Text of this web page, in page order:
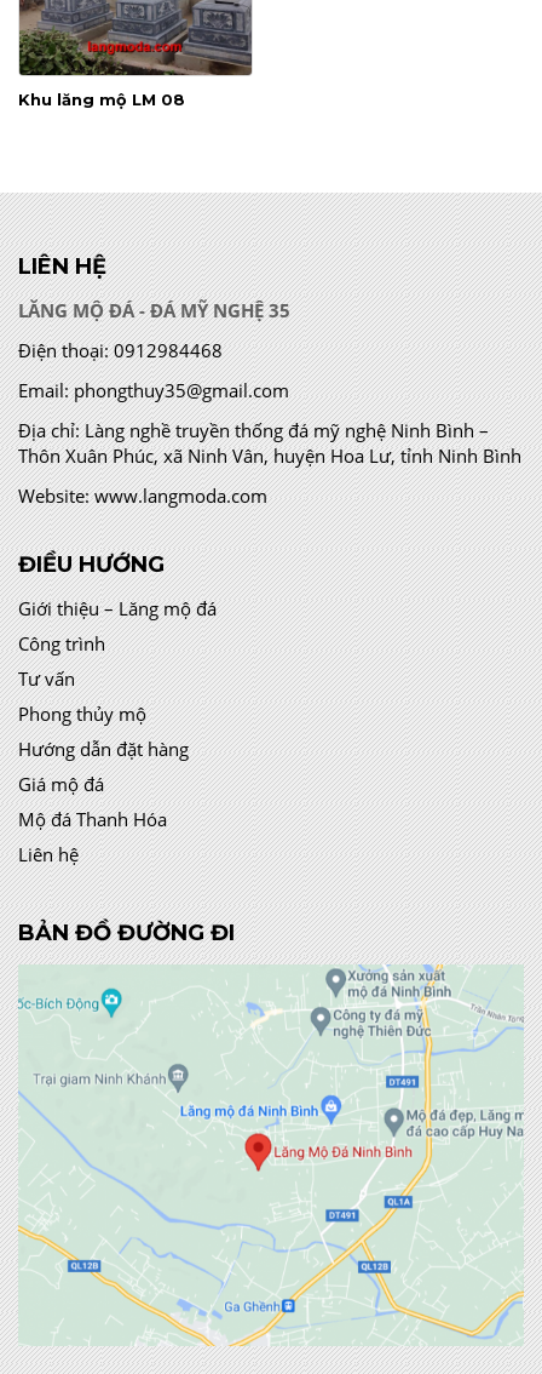
Khu lăng mộ LM 08
LIÊN HỆ
LĂNG MỘ ĐÁ - ĐÁ MỸ NGHỆ 35
Điện thoại: 0912984468
Email: phongthuy35@gmail.com
Địa chỉ:Làng nghề truyền thống đá mỹ nghệ Ninh Bình –
Thôn Xuân Phúc, xã Ninh Vân, huyện Hoa Lư, tỉnh Ninh Bình
Website: www.langmoda.com
ĐIỀU HƯỚNG
Giới thiệu – Lăng mộ đá
Công trình
Tư vấn
Phong thủy mộ
Hướng dẫn đặt hàng
Giá mộ đá
Mộ đá Thanh Hóa
Liên hệ
BẢN ĐỒ ĐƯỜNG ĐI